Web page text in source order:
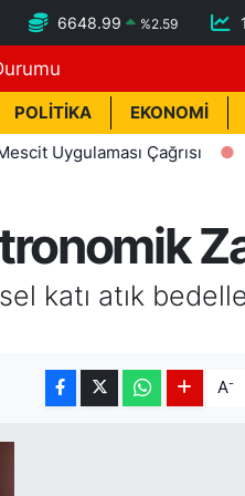
6648.99 %2.59
POLİTİKA EKONOMİ
Çağrısı 18:27
atık
A-